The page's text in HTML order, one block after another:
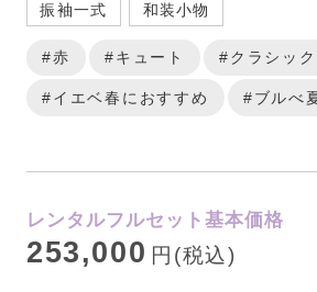
振袖一式 和装小物
#赤 #キュート #クラシック
#イエベ春におすすめ #ブルべ
レンタルフルセット基本価格
253,000 円(税込)